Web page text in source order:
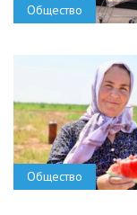
Общество
Общество